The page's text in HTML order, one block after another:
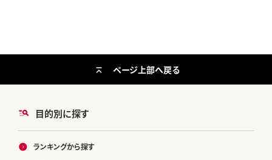
目的別に探す
ランキングから探す
ページ上部へ戻る